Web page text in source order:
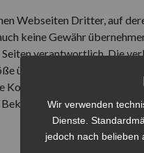
Webseiten Dritter, auf
keine Gewähr
verantwortlich. Die
überprüft. Rechtswidrige
Kontrolle der verlinkten
von
Wir verwenden
Dienste.
jedoch nach belieben